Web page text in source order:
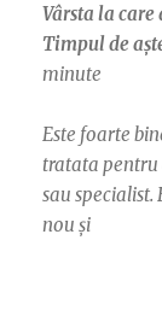
Vârsta la
Timpul de
minute
Este foarte
tratata pentru
sau specialist.
nou și